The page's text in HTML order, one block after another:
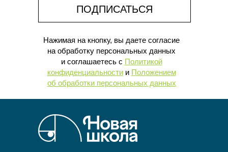
С ЕГО ПОТРЕБНОСТЯМИ И
ПОДПИСАТЬСЯ
Нажимая на кнопку, вы даете согласие
на обработку персональных данных
и соглашаетесь c Политикой
конфиденциальностии Положением
об обработки персональных данных